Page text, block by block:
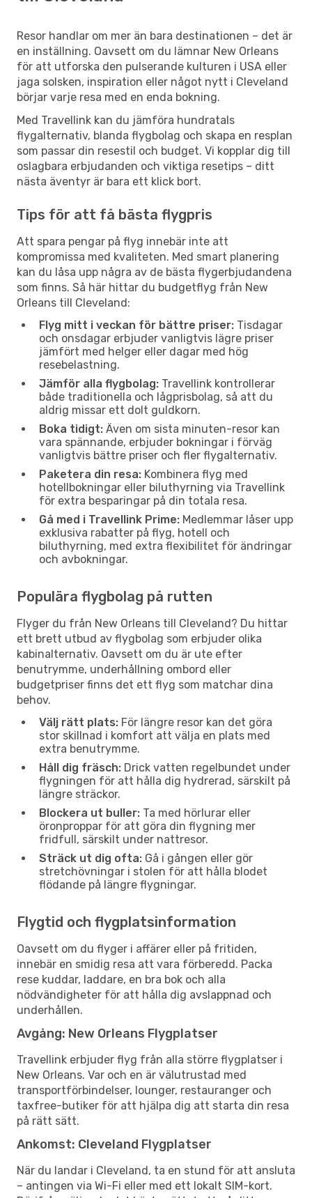
Resor handlar om mer än bara destinationen – det är
en inställning. Oavsett om du lämnar New Orleans
för att utforska den pulserande kulturen i USA eller
jaga solsken, inspiration eller något nytt i Cleveland
börjar varje resa med en enda bokning.
Med Travellink kan du jämföra hundratals
flygalternativ, blanda flygbolag och skapa en resplan
som passar din resestil och budget. Vi kopplar dig till
oslagbara erbjudanden och viktiga resetips – ditt
nästa äventyr är bara ett klick bort.
Tips för att få bästa flygpris
Att spara pengar på flyg innebär inte att
kompromissa med kvaliteten. Med smart planering
kan du låsa upp några av de bästa flygerbjudandena
som finns. Så här hittar du budgetflyg från New
Orleans till Cleveland:
Flyg mitt i veckan för bättre priser: Tisdagar
och onsdagar erbjuder vanligtvis lägre priser
jämfört med helger eller dagar med hög
resebelastning.
Jämför alla flygbolag: Travellink kontrollerar
både traditionella och lågprisbolag, så att du
aldrig missar ett dolt guldkorn.
Boka tidigt: Även om sista minuten-resor kan
vara spännande, erbjuder bokningar i förväg
vanligtvis bättre priser och fler flygalternativ.
Paketera din resa: Kombinera flyg med
hotellbokningar eller biluthyrning via Travellink
för extra besparingar på din totala resa.
Gå med i Travellink Prime: Medlemmar låser upp
exklusiva rabatter på flyg, hotell och
biluthyrning, med extra flexibilitet för ändringar
och avbokningar.
Populära flygbolag på rutten
Flyger du från New Orleans till Cleveland? Du hittar
ett brett utbud av flygbolag som erbjuder olika
kabinalternativ. Oavsett om du är ute efter
benutrymme, underhållning ombord eller
budgetpriser finns det ett flyg som matchar dina
behov.
Välj rätt plats: För längre resor kan det göra
stor skillnad i komfort att välja en plats med
extra benutrymme.
Håll dig fräsch: Drick vatten regelbundet under
flygningen för att hålla dig hydrerad, särskilt på
längre sträckor.
Blockera ut buller: Ta med hörlurar eller
öronproppar för att göra din flygning mer
fridfull, särskilt under nattresor.
Sträck ut dig ofta: Gå i gången eller gör
stretchövningar i stolen för att hålla blodet
flödande på längre flygningar.
Flygtid och flygplatsinformation
Oavsett om du flyger i affärer eller på fritiden,
innebär en smidig resa att vara förberedd. Packa
rese kuddar, laddare, en bra bok och alla
nödvändigheter för att hålla dig avslappnad och
underhållen.
Avgång: New Orleans Flygplatser
Travellink erbjuder flyg från alla större flygplatser i
New Orleans. Var och en är välutrustad med
transportförbindelser, lounger, restauranger och
taxfree-butiker för att hjälpa dig att starta din resa
på rätt sätt.
Ankomst: Cleveland Flygplatser
När du landar i Cleveland, ta en stund för att ansluta
– antingen via Wi-Fi eller med ett lokalt SIM-kort.